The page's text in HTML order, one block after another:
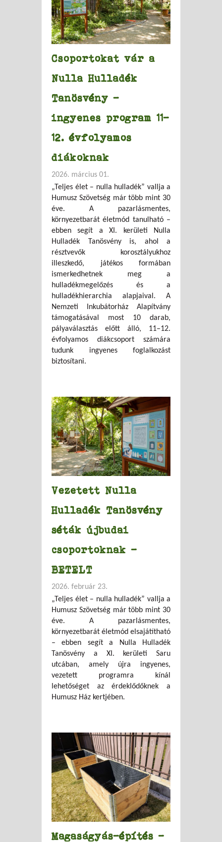
Csoportokat vár a
Nulla Hulladék
Tanösvény –
ingyenes program 11-
12. évfolyamos
diákoknak
2026. március 01.
„Teljes élet – nulla hulladék” vallja a
Humusz Szövetség már több mint 30
éve. A pazarlásmentes,
környezetbarát életmód tanulható –
ebben segít a XI. kerületi Nulla
Hulladék Tanösvény is, ahol a
résztvevők korosztályukhoz
illeszkedő, játékos formában
ismerkedhetnek meg a
hulladékmegelőzés és a
hulladékhierarchia alapjaival. A
Nemzeti Inkubátorház Alapítvány
támogatásával most 10 darab,
pályaválasztás előtt álló, 11–12.
évfolyamos diákcsoport számára
tudunk ingyenes foglalkozást
biztosítani.
Vezetett Nulla
Hulladék Tanösvény
séták újbudai
csoportoknak –
BETELT
2026. február 23.
„Teljes élet – nulla hulladék” vallja a
Humusz Szövetség már több mint 30
éve. A pazarlásmentes,
környezetbarát életmód elsajátítható
– ebben segít a Nulla Hulladék
Tanösvény a XI. kerületi Saru
utcában, amely újra ingyenes,
vezetett programra kínál
lehetőséget az érdeklődőknek a
Humusz Ház kertjében.
Magaságyás-építés –